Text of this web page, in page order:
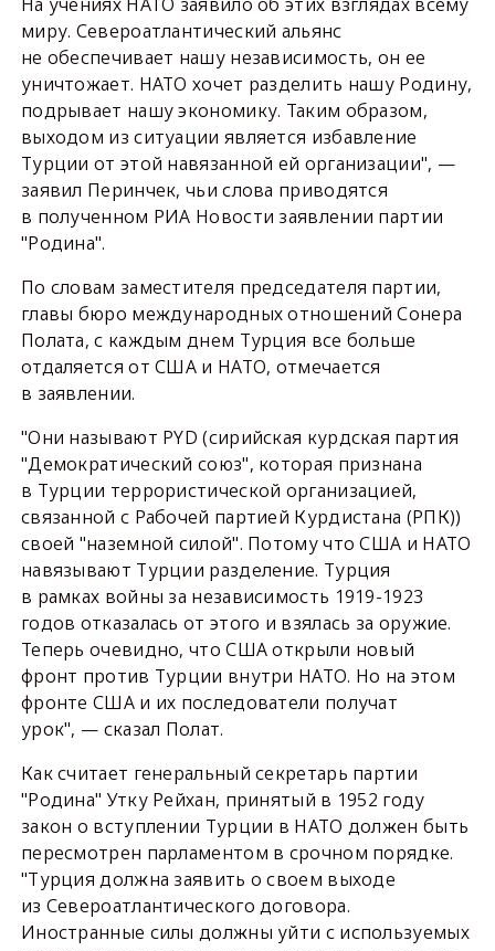
миру. Североатлантический альянс
не обеспечивает нашу независимость, он ее
уничтожает. НАТО хочет разделить нашу Родину,
подрывает нашу экономику. Таким образом,
выходом из ситуации является избавление
Турции от этой навязанной ей организации", —
заявил Перинчек, чьи слова приводятся
в полученном РИА Новости заявлении партии
"Родина".
По словам заместителя председателя партии,
главы бюро международных отношений Сонера
Полата, с каждым днем Турция все больше
отдаляется от США и НАТО, отмечается
в заявлении.
"Они называют PYD (сирийская курдская партия
"Демократический союз", которая признана
в Турции террористической организацией,
связанной с Рабочей партией Курдистана (РПК))
своей "наземной силой". Потому что США и НАТО
навязывают Турции разделение. Турция
в рамках войны за независимость 1919-1923
годов отказалась от этого и взялась за оружие.
Теперь очевидно, что США открыли новый
фронт против Турции внутри НАТО. Но на этом
фронте США и их последователи получат
урок", — сказал Полат.
Как считает генеральный секретарь партии
"Родина" Утку Рейхан, принятый в 1952 году
закон о вступлении Турции в НАТО должен быть
пересмотрен парламентом в срочном порядке.
"Турция должна заявить о своем выходе
из Североатлантического договора.
Иностранные силы должны уйти с используемых